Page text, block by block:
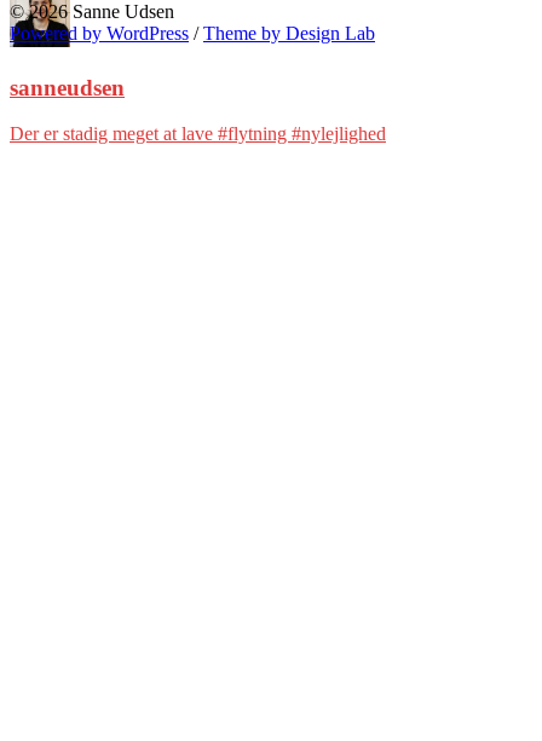
sanneudsen
Der er stadig meget at lave #flytning #nylejlighed
© 2026 Sanne Udsen
Powered by WordPress /Theme by Design Lab